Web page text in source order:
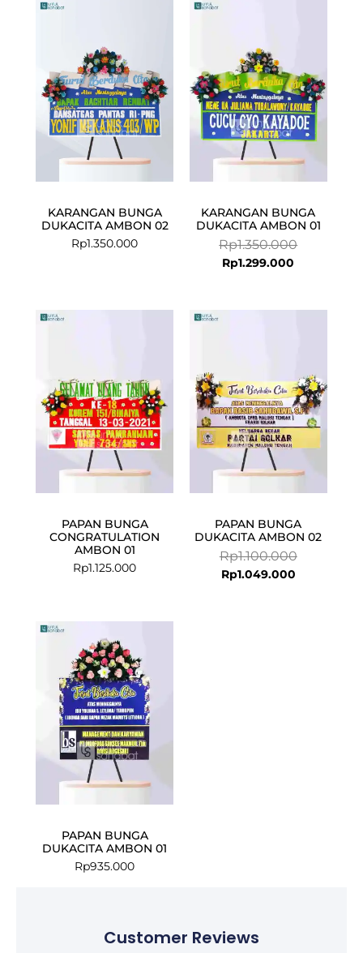
KARANGAN BUNGA
DUKACITA AMBON 02
Rp1.350.000
KARANGAN BUNGA
DUKACITA AMBON 01
Rp1.350.000
Rp1.299.000
PAPAN BUNGA
CONGRATULATION
AMBON 01
Rp1.125.000
PAPAN BUNGA
DUKACITA AMBON 02
Rp1.100.000
Rp1.049.000
PAPAN BUNGA
DUKACITA AMBON 01
Rp935.000
Customer Reviews